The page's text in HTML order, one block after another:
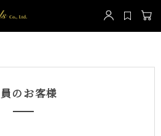
のお客様